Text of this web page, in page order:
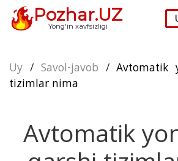
Pozhar.UZ
Yong'in xavfsizligi
Uy / Savol-javob /Avtomatik
tizimlar nima
Avtomatik